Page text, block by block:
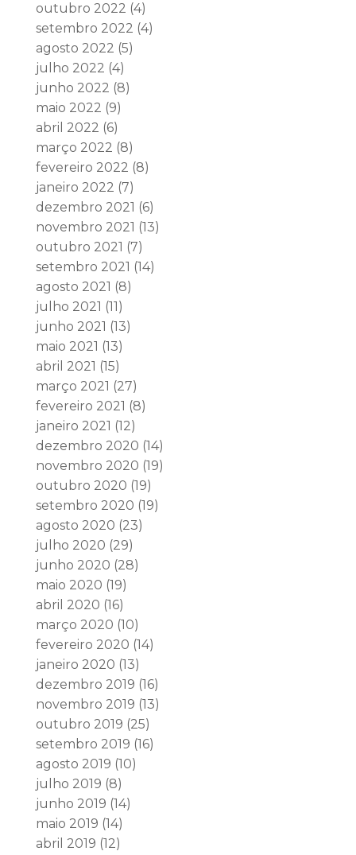
outubro 2022 (4)
setembro 2022 (4)
agosto 2022 (5)
julho 2022 (4)
junho 2022 (8)
maio 2022 (9)
abril 2022 (6)
março 2022 (8)
fevereiro 2022 (8)
janeiro 2022 (7)
dezembro 2021 (6)
novembro 2021 (13)
outubro 2021 (7)
setembro 2021 (14)
agosto 2021 (8)
julho 2021 (11)
junho 2021 (13)
maio 2021 (13)
abril 2021 (15)
março 2021 (27)
fevereiro 2021 (8)
janeiro 2021 (12)
dezembro 2020 (14)
novembro 2020 (19)
outubro 2020 (19)
setembro 2020 (19)
agosto 2020 (23)
julho 2020 (29)
junho 2020 (28)
maio 2020 (19)
abril 2020 (16)
março 2020 (10)
fevereiro 2020 (14)
janeiro 2020 (13)
dezembro 2019 (16)
novembro 2019 (13)
outubro 2019 (25)
setembro 2019 (16)
agosto 2019 (10)
julho 2019 (8)
junho 2019 (14)
maio 2019 (14)
abril 2019 (12)